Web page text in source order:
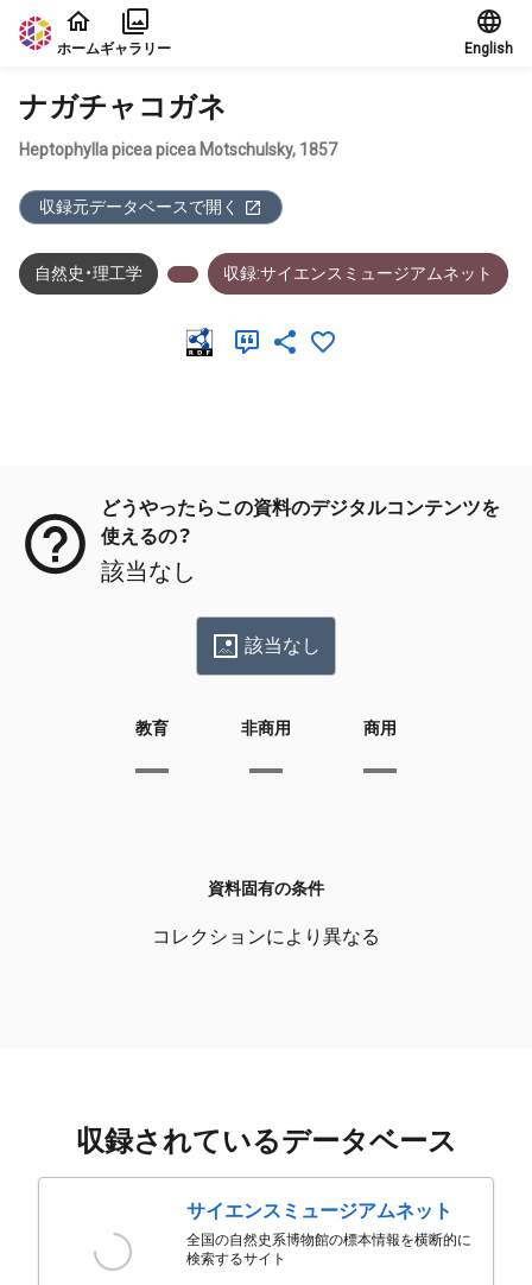
本文に飛ぶ
ホームギャラリー English
ナガチャコガネ
Heptophylla picea picea Motschulsky, 1857
収録元データベースで開く
自然史・理工学 収録:サイエンスミュージアムネット
どうやったらこの資料のデジタルコンテンツを
使えるの？
該当なし
該当なし
教育 非商用 商用
資料固有の条件
コレクションにより異なる
収録されているデータベース
サイエンスミュージアムネット
全国の自然史系博物館の標本情報を横断的に
検索するサイト